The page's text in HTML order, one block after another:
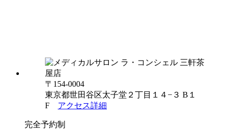
〒154-0004
東京都世田谷区太子堂２丁目１４−３ B１
F アクセス詳細
完全予約制